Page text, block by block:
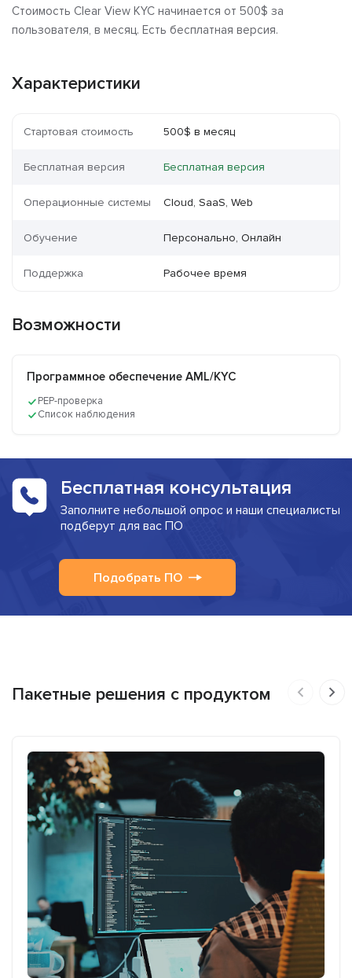
Стоимость Clear View KYC начинается от 500$ за
пользователя, в месяц. Есть бесплатная версия.
Характеристики
Стартовая стоимость 500$ в месяц
Бесплатная версия Бесплатная версия
Операционные системы Cloud, SaaS, Web
Обучение Персонально, Онлайн
Поддержка Рабочее время
Возможности
Программное обеспечение AML/KYC
PEP-проверка
Список наблюдения
Бесплатная консультация
Заполните небольшой опрос и наши специалисты
подберут для вас ПО
Подобрать ПО
Пакетные решения с продуктом